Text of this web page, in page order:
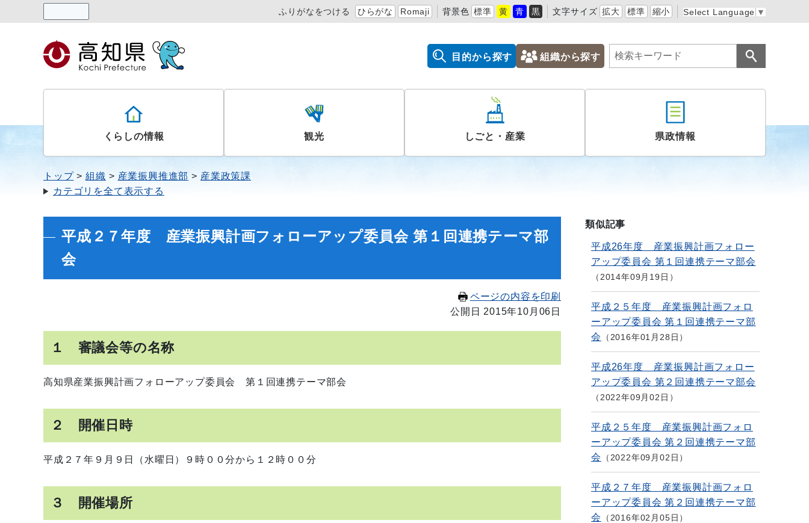
ふりがなをつける ひらがな Romaji 背景色 標準 黄 青 黒 文字サイズ 拡大 標準 縮小 Select Language ▼
目的から探す 組織から探す
くらしの情報 観光 しごと・産業 県政情報
トップ 組織 産業振興推進部
産業政策課
カテゴリを全て表示する
平成２７年度 産業振興計画フォローアップ委員会 第１回連携テーマ部
会
ページの内容を印刷
公開日 2015年10月06日
１ 審議会等の名称
高知県産業振興計画フォローアップ委員会 第１回連携テーマ部会
２ 開催日時
平成２７年９月９日（水曜日）９時００分から１２時００分
３ 開催場所
類似記事
平成26年度 産業振興計画フォロー
アップ委員会 第１回連携テーマ部会
2014年09月19日
平成２５年度 産業振興計画フォロ
ーアップ委員会 第１回連携テーマ部
会
2016年01月28日
平成26年度 産業振興計画フォロー
アップ委員会 第２回連携テーマ部会
2022年09月02日
平成２５年度 産業振興計画フォロ
ーアップ委員会 第２回連携テーマ部
会
2022年09月02日
平成２７年度 産業振興計画フォロ
ーアップ委員会 第２回連携テーマ部
会
2016年02月05日